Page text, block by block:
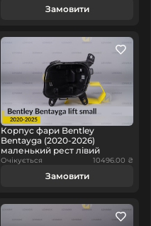
Замовити
Корпус фари Bentley
Bentayga (2020-2026)
маленький рест лівий
Очікується 10496.00 ₴
Замовити